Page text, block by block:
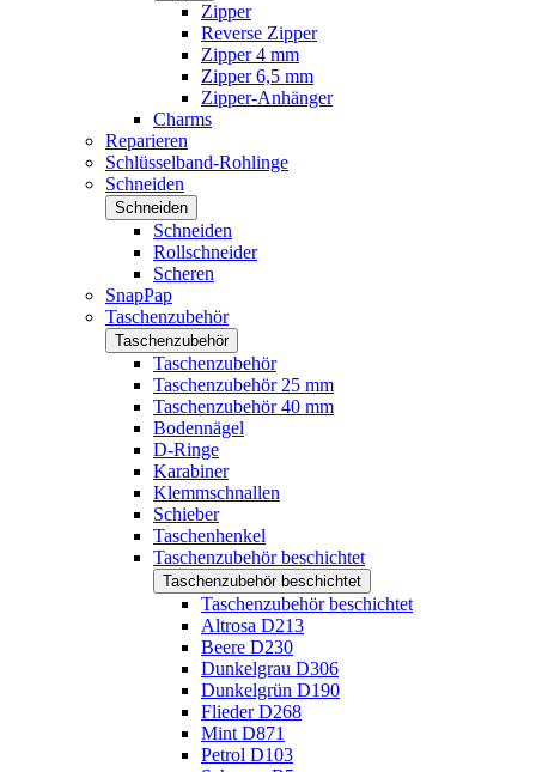
Zipper
Reverse Zipper
Zipper 4 mm
Zipper 6,5 mm
Zipper-Anhänger
Charms
Reparieren
Schlüsselband-Rohlinge
Schneiden
Schneiden
Schneiden
Rollschneider
Scheren
SnapPap
Taschenzubehör
Taschenzubehör
Taschenzubehör
Taschenzubehör 25 mm
Taschenzubehör 40 mm
Bodennägel
D-Ringe
Karabiner
Klemmschnallen
Schieber
Taschenhenkel
Taschenzubehör beschichtet
Taschenzubehör beschichtet
Taschenzubehör beschichtet
Altrosa D213
Beere D230
Dunkelgrau D306
Dunkelgrün D190
Flieder D268
Mint D871
Petrol D103